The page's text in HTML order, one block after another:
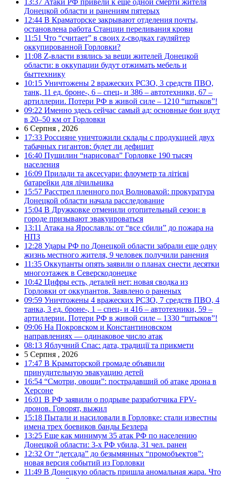
Донецкой области и ранениям пятерых
12:44 В Краматорске закрывают отделения почты,
остановлена работа Станции переливания крови
11:51 Что “считает” в своих z-сводках гауляйтер
оккупированной Горловки?
11:08 Z-власти взялись за вещи жителей Донецкой
области: в оккупации будут отжимать мебель и
быттехнику
10:15 Уничтожены 2 вражеских РСЗО, 3 средств ПВО,
танк, 11 ед. броне-, 6 – спец- и 386 – автотехники, 67 –
артиллерии. Потери РФ в живой силе – 1210 “штыков”!
09:22 Именно здесь сейчас самый ад: основные бои идут
в 20–50 км от Горловки
6 Серпня , 2026
17:33 Россияне уничтожили склады с продукцией двух
табачных гигантов: будет ли дефицит
16:40 Пушилин “нарисовал” Горловке 190 тысяч
населения
16:09 Прилади та аксесуари: флоуметр та літієві
батарейки для лічильника
15:57 Расстрел пленного под Волновахой: прокуратура
Донецкой области начала расследование
15:04 В Дружковке отменили отопительный сезон: в
городе призывают эвакуироваться
13:11 Атака на Ярославль: от “все сбили” до пожара на
НПЗ
12:28 Удары РФ по Донецкой области забрали еще одну
жизнь местного жителя, 9 человек получили ранения
11:35 Оккупанты опять заявили о планах снести десятки
многоэтажек в Северскодонецке
10:42 Цифры есть, деталей нет: новая сводка из
Горловки от оккупантов. Заявлено о раненых
09:59 Уничтожены 4 вражеских РСЗО, 7 средств ПВО, 4
танка, 3 ед. броне-, 1 – спец- и 416 – автотехники, 59 –
артиллерии. Потери РФ в живой силе – 1330 “штыков”!
09:06 На Покровском и Константиновском
направлениях — одинаковое число атак
08:13 Яблучний Спас: дата, традиції та прикмети
5 Серпня , 2026
17:47 В Краматорской громаде объявили
принудительную эвакуацию детей
16:54 “Смотри, овощи”: пострадавший об атаке дрона в
Херсоне
16:01 В РФ заявили о подрыве разработчика FPV-
дронов. Говорят, выжил
15:18 Пытали и насиловали в Горловке: стали известны
имена трех боевиков банды Безлера
13:25 Еще как минимум 35 атак РФ по населению
Донецкой области: 3-х РФ убила, 31 чел. ранен
12:32 От “детсада” до безымянных “промобъектов”:
новая версия событий из Горловки
11:49 В Донецкую область пришла аномальная жара. Что